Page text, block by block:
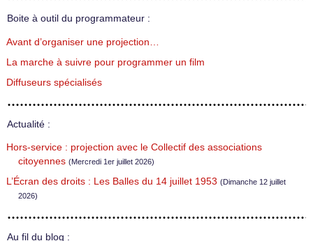
Boite à outil du programmateur :
Avant d’organiser une projection…
La marche à suivre pour programmer un film
Diffuseurs spécialisés
Actualité :
Hors-service : projection avec le Collectif des associations
citoyennes (Mercredi 1er juillet 2026)
L’Écran des droits : Les Balles du 14 juillet 1953 (Dimanche 12 juillet
2026)
Au fil du blog :